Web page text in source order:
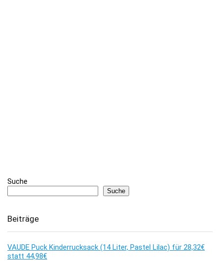
Suche
Suche
Beiträge
VAUDE Puck Kinderrucksack (14 Liter, Pastel Lilac) für 28,32€
statt 44,98€